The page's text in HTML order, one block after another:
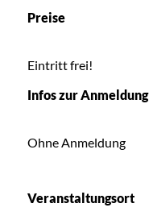
Preise
Eintritt frei!
Infos zur Anmeldung
Ohne Anmeldung
Veranstaltungsort